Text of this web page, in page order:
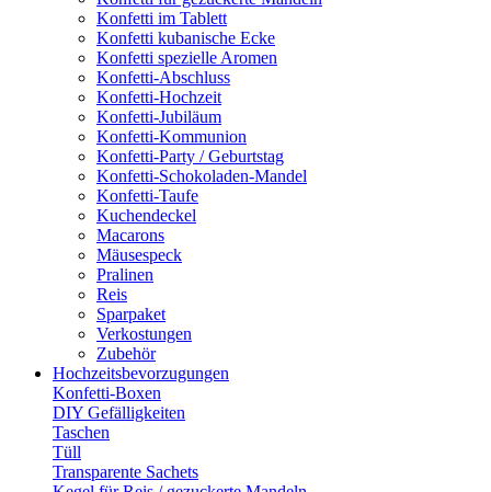
Konfetti im Tablett
Konfetti kubanische Ecke
Konfetti spezielle Aromen
Konfetti-Abschluss
Konfetti-Hochzeit
Konfetti-Jubiläum
Konfetti-Kommunion
Konfetti-Party / Geburtstag
Konfetti-Schokoladen-Mandel
Konfetti-Taufe
Kuchendeckel
Macarons
Mäusespeck
Pralinen
Reis
Sparpaket
Verkostungen
Zubehör
Hochzeitsbevorzugungen
Konfetti-Boxen
DIY Gefälligkeiten
Taschen
Tüll
Transparente Sachets